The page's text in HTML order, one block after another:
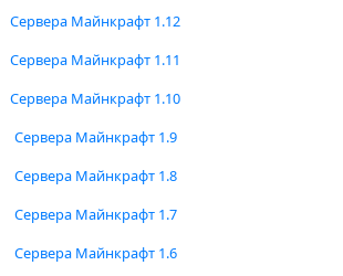
Сервера Майнкрафт 1.12
Сервера Майнкрафт 1.11
Сервера Майнкрафт 1.10
Сервера Майнкрафт 1.9
Сервера Майнкрафт 1.8
Сервера Майнкрафт 1.7
Сервера Майнкрафт 1.6